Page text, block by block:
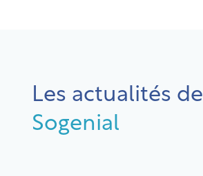
Les actualités de
Sogenial